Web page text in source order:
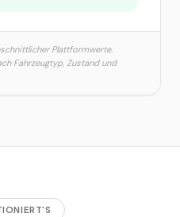
Plattformwerte.
Fahrzeugtyp, Zustand und